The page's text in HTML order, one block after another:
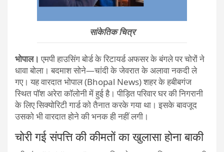
सांकेतिक चित्र
भोपाल। एमपी हाउसिंग बोर्ड के रिटायर्ड अफसर के बंगले पर चोरों ने
धावा बोला। बदमाश सोने—चांदी के जेवरात के अलावा नकदी ले
गए। यह वारदात भोपाल (Bhopal News) शहर के हबीबगंज
स्थित पॉश अरेरा कॉलोनी में हुई है। पीड़ित परिवार घर की निगरानी
के लिए सिक्योरिटी गार्ड को तैनात करके गया था। इसके बावजूद
उसको भी वारदात होने की भनक ही नहीं लगी।
चोरी गई संपत्ति की कीमतों का खुलासा होना बाकी